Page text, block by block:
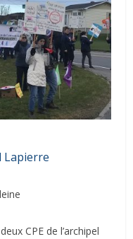
Lapierre
CPE de l’archipel